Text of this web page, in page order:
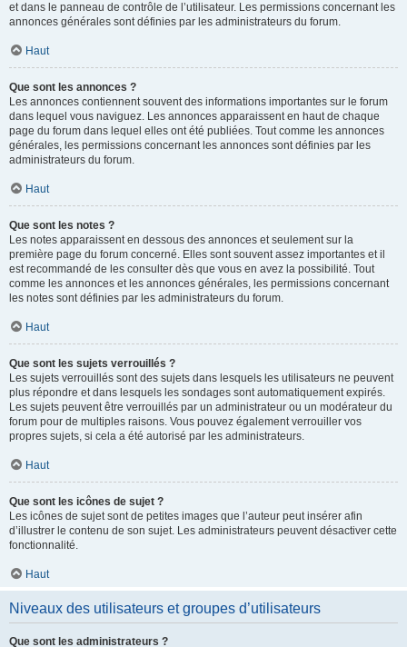
et dans le panneau de contrôle de l’utilisateur. Les permissions concernant les
annonces générales sont définies par les administrateurs du forum.
Haut
Que sont les annonces ?
Les annonces contiennent souvent des informations importantes sur le forum
dans lequel vous naviguez. Les annonces apparaissent en haut de chaque
page du forum dans lequel elles ont été publiées. Tout comme les annonces
générales, les permissions concernant les annonces sont définies par les
administrateurs du forum.
Haut
Que sont les notes ?
Les notes apparaissent en dessous des annonces et seulement sur la
première page du forum concerné. Elles sont souvent assez importantes et il
est recommandé de les consulter dès que vous en avez la possibilité. Tout
comme les annonces et les annonces générales, les permissions concernant
les notes sont définies par les administrateurs du forum.
Haut
Que sont les sujets verrouillés ?
Les sujets verrouillés sont des sujets dans lesquels les utilisateurs ne peuvent
plus répondre et dans lesquels les sondages sont automatiquement expirés.
Les sujets peuvent être verrouillés par un administrateur ou un modérateur du
forum pour de multiples raisons. Vous pouvez également verrouiller vos
propres sujets, si cela a été autorisé par les administrateurs.
Haut
Que sont les icônes de sujet ?
Les icônes de sujet sont de petites images que l’auteur peut insérer afin
d’illustrer le contenu de son sujet. Les administrateurs peuvent désactiver cette
fonctionnalité.
Haut
Niveaux des utilisateurs et groupes d’utilisateurs
Que sont les administrateurs ?